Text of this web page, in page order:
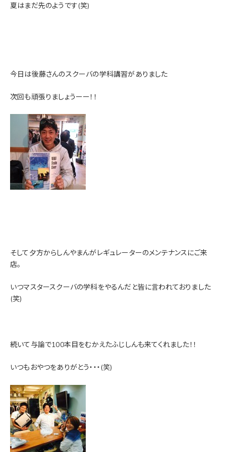
夏はまだ先のようです(笑)
今日は後藤さんのスクーバの学科講習がありました
次回も頑張りましょうーー！！
そして夕方からしんやまんがレギュレーターのメンテナンスにご来
店。
いつマスタースクーバの学科をやるんだと皆に言われておりました
(笑)
続いて与論で100本目をむかえたふじしんも来てくれました！！
いつもおやつをありがとう・・・(笑)